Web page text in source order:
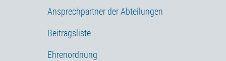
Ansprechpartner der Abteilungen
Beitragsliste
Ehrenordnung